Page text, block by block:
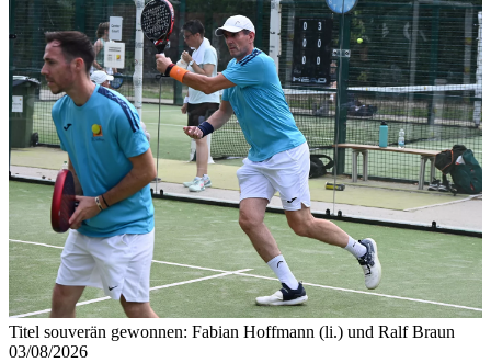
Titel souverän gewonnen: Fabian Hoffmann (li.) und Ralf Braun
03/08/2026